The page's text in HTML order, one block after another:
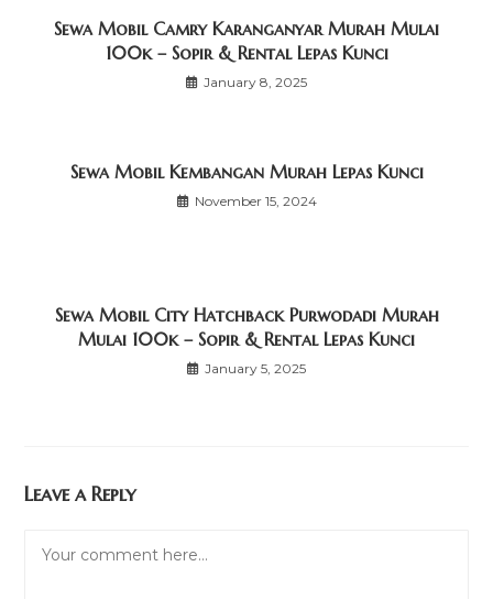
Sewa Mobil Camry Karanganyar Murah Mulai
100k – Sopir & Rental Lepas Kunci
January 8, 2025
Sewa Mobil Kembangan Murah Lepas Kunci
November 15, 2024
Sewa Mobil City Hatchback Purwodadi Murah
Mulai 100k – Sopir & Rental Lepas Kunci
January 5, 2025
Leave a Reply